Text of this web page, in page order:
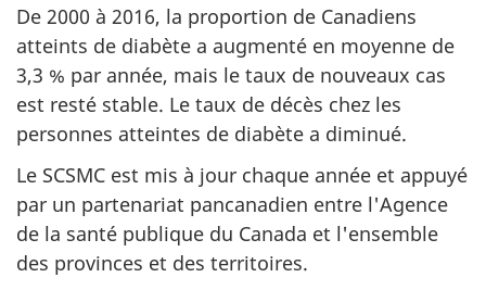
De 2000 à 2016, la proportion de Canadiens
atteints de diabète a augmenté en moyenne de
3,3 % par année, mais le taux de nouveaux cas
est resté stable. Le taux de décès chez les
personnes atteintes de diabète a diminué.
Le SCSMC est mis à jour chaque année et appuyé
par un partenariat pancanadien entre l'Agence
de la santé publique du Canada et l'ensemble
des provinces et des territoires.